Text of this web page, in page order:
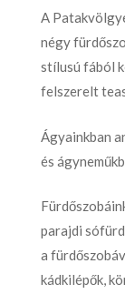
A
négy
stílusú fából
felszerelt
Ágyainkban
és
parajdi
a
kádkilépők,